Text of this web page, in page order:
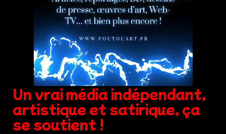
Un vrai média indépendant,
artistique et satirique, ça
se soutient !